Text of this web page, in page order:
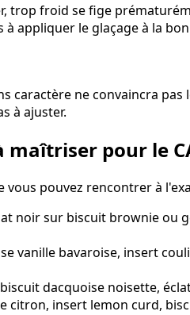
trop froid se fige
appliquer le glaçage à la
caractère ne convaincra pas
à ajuster.
maîtriser pour le
pouvez rencontrer à
noir sur biscuit brownie ou
vanille bavaroise, insert
dacquoise noisette,
citron, insert lemon curd,